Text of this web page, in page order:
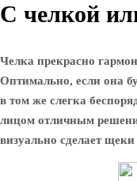
С челкой
Челка прекрасно
Оптимально, если она
в том же слегка
лицом отличным
визуально сделает